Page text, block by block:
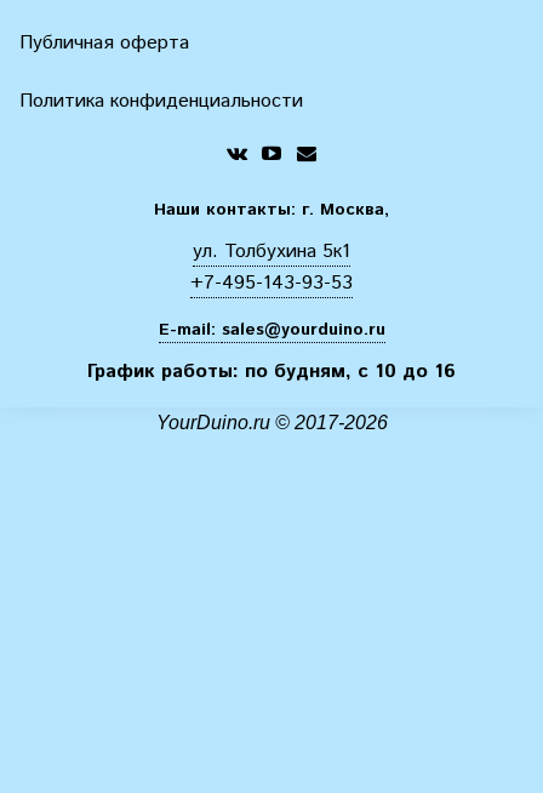
Публичная оферта
Политика конфиденциальности
Наши контакты: г. Москва,
ул. Толбухина 5к1
+7-495-143-93-53
E-mail: sales@yourduino.ru
График работы: по будням, с 10 до 16
YourDuino.ru © 2017-2026